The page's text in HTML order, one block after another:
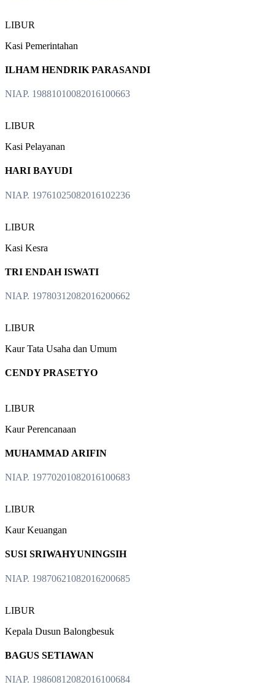
LIBUR
Kasi Pemerintahan
ILHAM HENDRIK PARASANDI
NIAP. 19881010082016100663
LIBUR
Kasi Pelayanan
HARI BAYUDI
NIAP. 19761025082016102236
LIBUR
Kasi Kesra
TRI ENDAH ISWATI
NIAP. 19780312082016200662
LIBUR
Kaur Tata Usaha dan Umum
CENDY PRASETYO
LIBUR
Kaur Perencanaan
MUHAMMAD ARIFIN
NIAP. 19770201082016100683
LIBUR
Kaur Keuangan
SUSI SRIWAHYUNINGSIH
NIAP. 19870621082016200685
LIBUR
Kepala Dusun Balongbesuk
BAGUS SETIAWAN
NIAP. 19860812082016100684